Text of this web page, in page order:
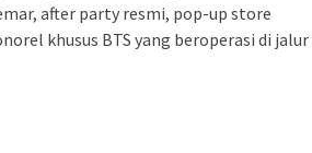
after party resmi, pop-up store
khusus BTS yang beroperasi di jalur